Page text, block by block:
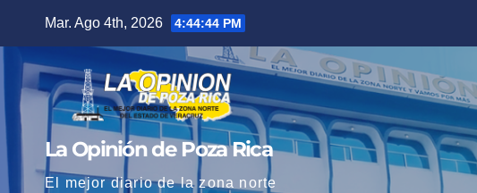
contenido
Mar. Ago 4th, 2026 4:44:46 PM
La Opinión de Poza Rica
El mejor diario de la zona norte